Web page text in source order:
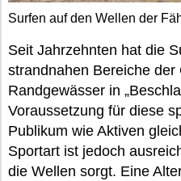
Surfen auf den Wellen der
Seit Jahrzehnten hat die
strandnahen Bereiche der
Randgewässer in
Voraussetzung für diese
Publikum wie Aktiven
Sportart ist jedoch
die Wellen sorgt. Eine